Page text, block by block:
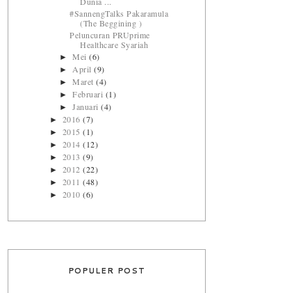
#SannengTalks Pakaramula
(The Beggining )
Peluncuran PRUprime
Healthcare Syariah
►Mei(6)
►April(9)
►Maret(4)
►Februari (1)
►Januari(4)
► 2016(7)
► 2015(1)
► 2014(12)
► 2013(9)
► 2012(22)
► 2011(48)
► 2010(6)
POPULER POST